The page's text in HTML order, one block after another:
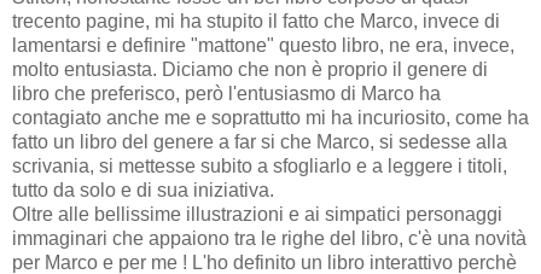
trecento pagine, mi ha stupito il fatto che Marco, invece di
lamentarsi e definire "mattone" questo libro, ne era, invece,
molto entusiasta. Diciamo che non è proprio il genere di
libro che preferisco, però l'entusiasmo di Marco ha
contagiato anche me e soprattutto mi ha incuriosito, come ha
fatto un libro del genere a far si che Marco, si sedesse alla
scrivania, si mettesse subito a sfogliarlo e a leggere i titoli,
tutto da solo e di sua iniziativa.
Oltre alle bellissime illustrazioni e ai simpatici personaggi
immaginari che appaiono tra le righe del libro, c'è una novità
per Marco e per me ! L'ho definito un libro interattivo perchè